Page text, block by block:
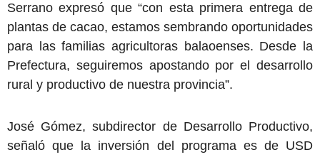
Serrano expresó que “con esta primera entrega de
plantas de cacao, estamos sembrando oportunidades
para las familias agricultoras balaoenses. Desde la
Prefectura, seguiremos apostando por el desarrollo
rural y productivo de nuestra provincia”.
José Gómez, subdirector de Desarrollo Productivo,
señaló que la inversión del programa es de USD